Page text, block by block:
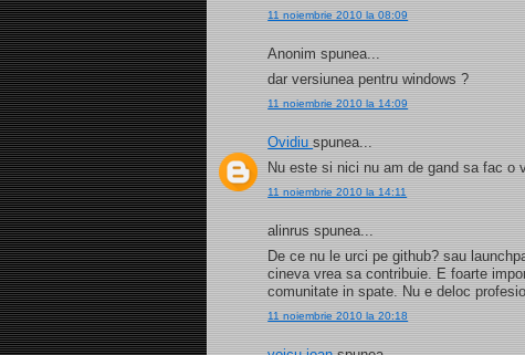
11 noiembrie 2010 la 08:09
Anonim spunea...
dar versiunea pentru windows ?
11 noiembrie 2010 la 14:09
Ovidiuspunea...
Nu este si nici nu am de gand sa fac o
11 noiembrie 2010 la 14:11
alinrus spunea...
De ce nu le urci pe github? sau
cineva vrea sa contribuie. E foarte
comunitate in spate. Nu e deloc
11 noiembrie 2010 la 20:18